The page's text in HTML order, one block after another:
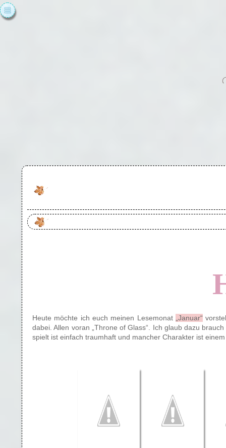
Heute möchte ich euch meinen Lesemonat „Januar“
dabei. Allen voran „Throne of Glass“. Ich glaub dazu
spielt ist einfach traumhaft und mancher Charakter ist